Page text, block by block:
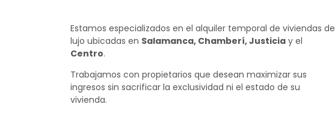
Estamos especializados en el alquiler temporal de viviendas de
lujo ubicadas en Salamanca, Chamberí, Justicia y el
Centro.
Trabajamos con propietarios que desean maximizar sus
ingresos sin sacrificar la exclusividad ni el estado de su
vivienda.